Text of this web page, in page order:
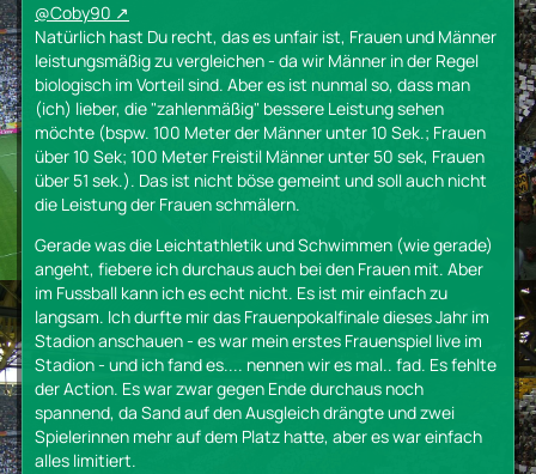
@Coby90
Natürlich hast Du recht, das es unfair ist, Frauen und Männer
leistungsmäßig zu vergleichen - da wir Männer in der Regel
biologisch im Vorteil sind. Aber es ist nunmal so, dass man
(ich) lieber, die "zahlenmäßig" bessere Leistung sehen
möchte (bspw. 100 Meter der Männer unter 10 Sek.; Frauen
über 10 Sek; 100 Meter Freistil Männer unter 50 sek, Frauen
über 51 sek.). Das ist nicht böse gemeint und soll auch nicht
die Leistung der Frauen schmälern.
Gerade was die Leichtathletik und Schwimmen (wie gerade)
angeht, fiebere ich durchaus auch bei den Frauen mit. Aber
im Fussball kann ich es echt nicht. Es ist mir einfach zu
langsam. Ich durfte mir das Frauenpokalfinale dieses Jahr im
Stadion anschauen - es war mein erstes Frauenspiel live im
Stadion - und ich fand es.... nennen wir es mal.. fad. Es fehlte
der Action. Es war zwar gegen Ende durchaus noch
spannend, da Sand auf den Ausgleich drängte und zwei
Spielerinnen mehr auf dem Platz hatte, aber es war einfach
alles limitiert.